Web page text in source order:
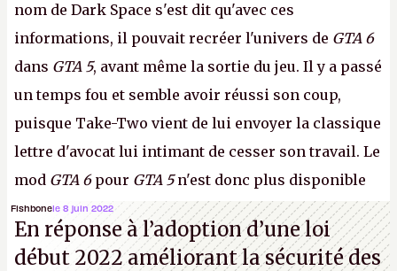
nom de Dark Space s'est dit qu'avec ces
informations, il pouvait recréer l'univers de GTA 6
dans GTA 5, avant même la sortie du jeu. Il y a passé
un temps fou et semble avoir réussi son coup,
puisque Take-Two vient de lui envoyer la classique
lettre d'avocat lui intimant de cesser son travail. Le
mod GTA 6pour GTA 5n'est donc plus disponible
au téléchargement. Vous pouvez encore en voir
quelques bribes surcette vidéo YouTube.A.
Fishbonele 8 juin 2022
En réponse à l’adoption d’une loi
début 2022 améliorant la sécurité des